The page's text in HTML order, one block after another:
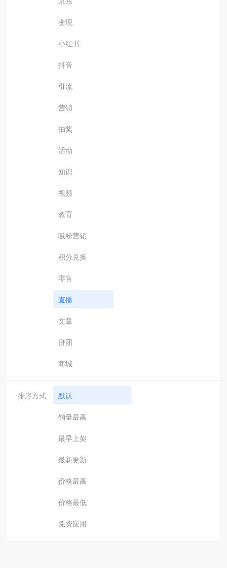
变现
小红书
抖音
引流
营销
抽奖
活动
知识
视频
教育
吸粉营销
积分兑换
零售
直播
文章
拼团
商城
排序方式 默认
销量最高
最早上架
最新更新
价格最高
价格最低
免费应用